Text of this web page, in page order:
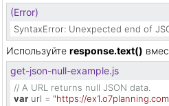
(Error)
SyntaxError: Unexpected end of
Используйте response.text()
get-json-null-example.js
// A URL returns null JSON data.
var url = "https://